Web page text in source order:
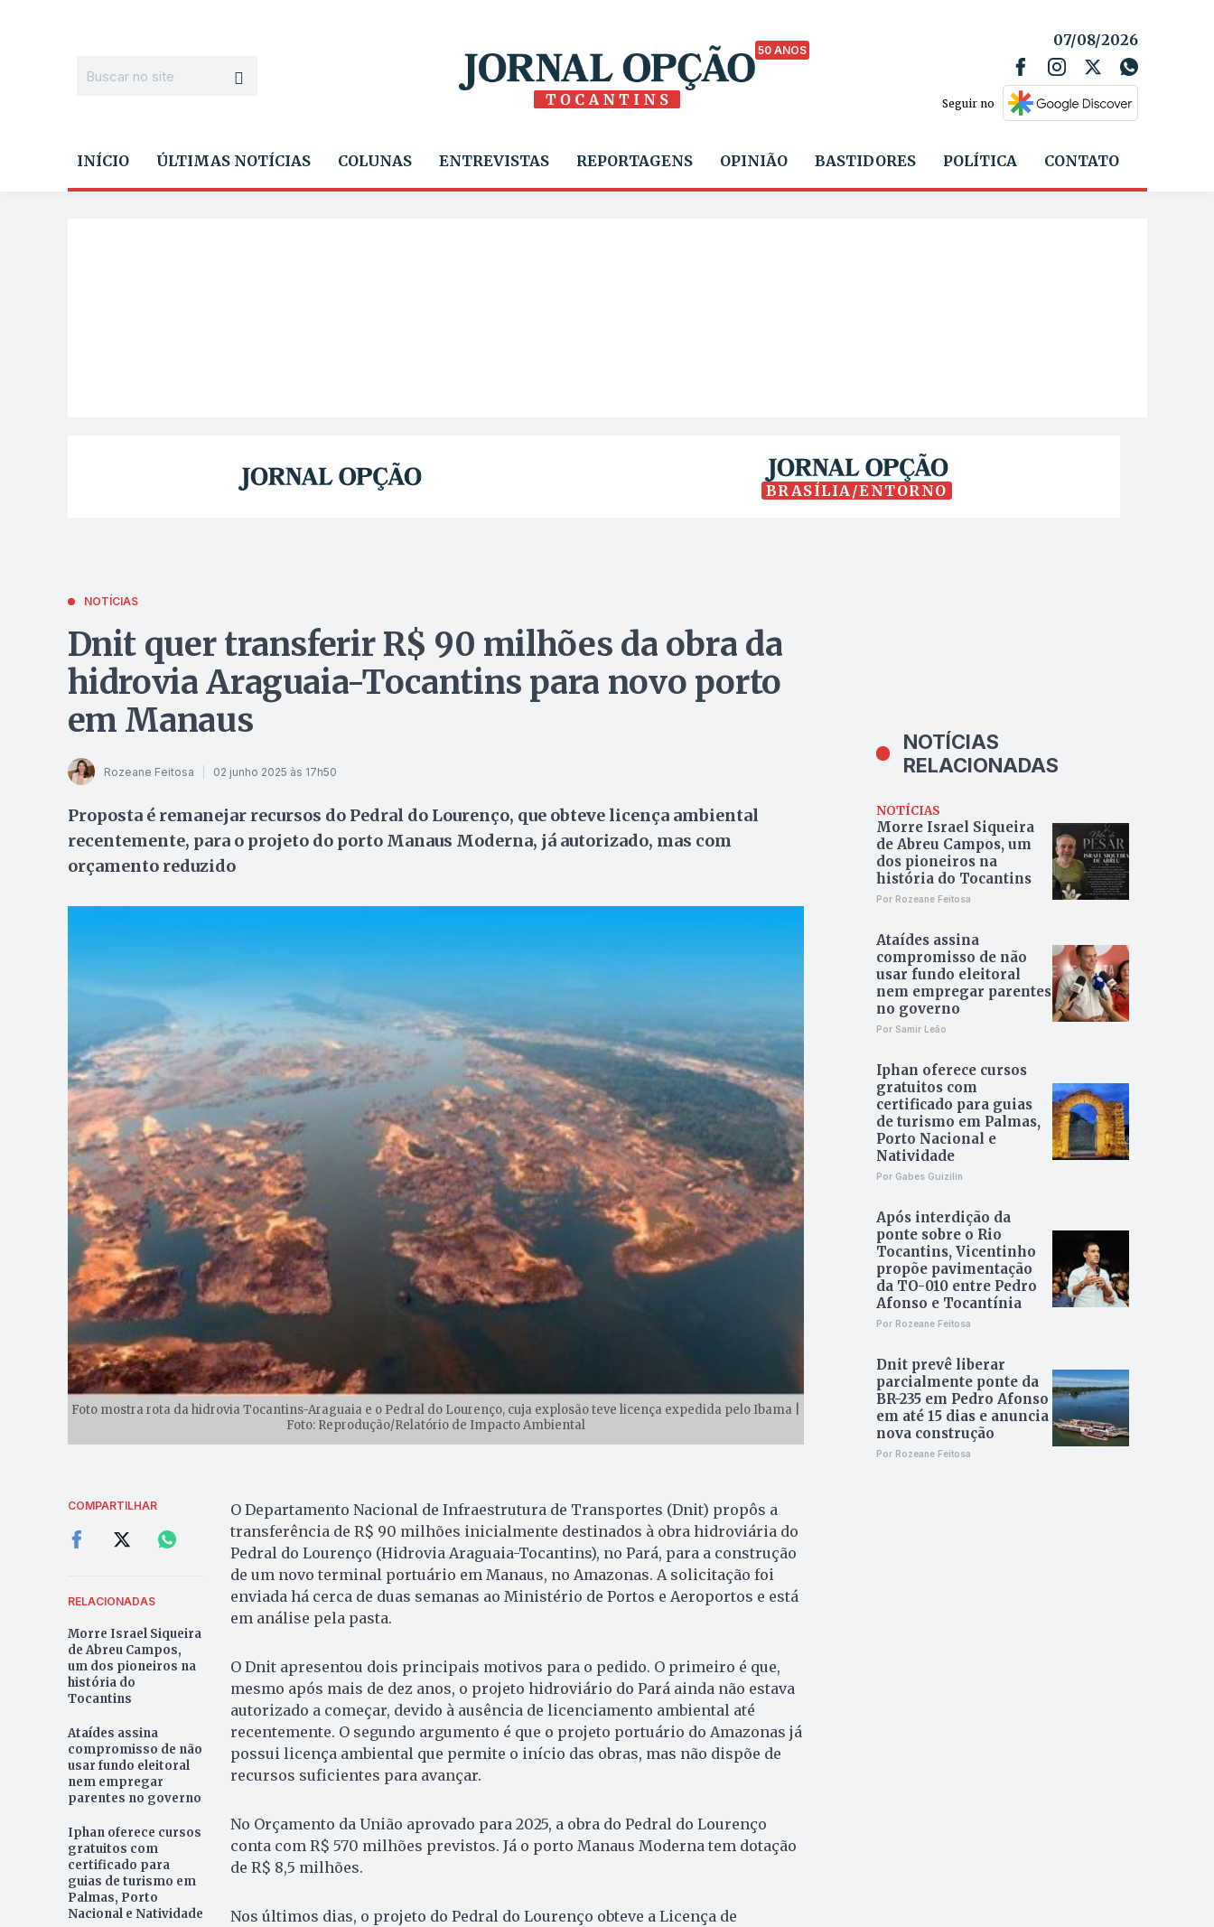
50 ANOS
07/08/2026
Seguir no
INÍCIO ÚLTIMAS NOTÍCIAS COLUNAS ENTREVISTAS REPORTAGENS OPINIÃO BASTIDORES POLÍTICA CONTATO
BRASÍLIA/ENTORNO
NOTÍCIAS
Dnit quer transferir R$ 90 milhões da obra da
hidrovia Araguaia-Tocantins para novo porto
em Manaus
Rozeane Feitosa 02 junho 2025 às 17h50
Proposta é remanejar recursos do Pedral do Lourenço, que obteve licença ambiental
recentemente, para o projeto do porto Manaus Moderna, já autorizado, mas com
orçamento reduzido
Foto mostra rota da hidrovia Tocantins-Araguaia e o Pedral do Lourenço, cuja explosão teve licença expedida pelo Ibama |
Foto: Reprodução/Relatório de Impacto Ambiental
COMPARTILHAR
RELACIONADAS
Morre Israel Siqueira
de Abreu Campos,
um dos pioneiros na
história do
Tocantins
Ataídes assina
compromisso de não
usar fundo eleitoral
nem empregar
parentes no governo
Iphan oferece cursos
gratuitos com
certificado para
guias de turismo em
Palmas, Porto
Nacional e Natividade
O Departamento Nacional de Infraestrutura de Transportes (Dnit) propôs a
transferência de R$ 90 milhões inicialmente destinados à obra hidroviária do
Pedral do Lourenço (Hidrovia Araguaia-Tocantins), no Pará, para a construção
de um novo terminal portuário em Manaus, no Amazonas. A solicitação foi
enviada há cerca de duas semanas ao Ministério de Portos e Aeroportos e está
em análise pela pasta.
O Dnit apresentou dois principais motivos para o pedido. O primeiro é que,
mesmo após mais de dez anos, o projeto hidroviário do Pará ainda não estava
autorizado a começar, devido à ausência de licenciamento ambiental até
recentemente. O segundo argumento é que o projeto portuário do Amazonas já
possui licença ambiental que permite o início das obras, mas não dispõe de
recursos suficientes para avançar.
No Orçamento da União aprovado para 2025, a obra do Pedral do Lourenço
conta com R$ 570 milhões previstos. Já o porto Manaus Moderna tem dotação
de R$ 8,5 milhões.
Nos últimos dias, o projeto do Pedral do Lourenço obteve a Licença de
NOTÍCIAS
RELACIONADAS
NOTÍCIAS
Morre Israel Siqueira
de Abreu Campos, um
dos pioneiros na
história do Tocantins
Por Rozeane Feitosa
Ataídes assina
compromisso de não
usar fundo eleitoral
nem empregar parentes
no governo
Por Samir Leão
Iphan oferece cursos
gratuitos com
certificado para guias
de turismo em Palmas,
Porto Nacional e
Natividade
Por Gabes Guizilin
Após interdição da
ponte sobre o Rio
Tocantins, Vicentinho
propõe pavimentação
da TO-010 entre Pedro
Afonso e Tocantínia
Por Rozeane Feitosa
Dnit prevê liberar
parcialmente ponte da
BR-235 em Pedro Afonso
em até 15 dias e anuncia
nova construção
Por Rozeane Feitosa